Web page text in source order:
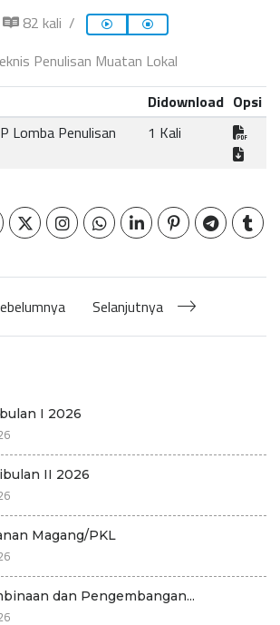
82 kali
Penulisan Muatan Lokal
Didownload Opsi
Lomba Penulisan
1 Kali
Selanjutnya
I 2026
II 2026
Magang/PKL
dan Pengembangan...